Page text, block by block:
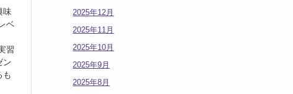
味
ベ
習
ン
も
2025年12月
2025年11月
2025年10月
2025年9月
2025年8月